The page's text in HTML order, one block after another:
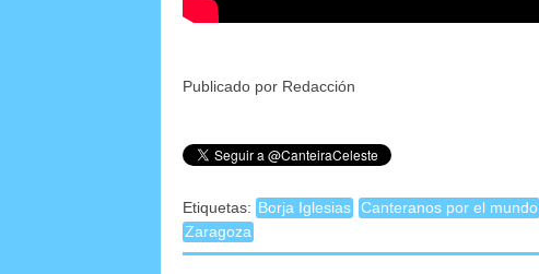
Publicado por Redacción
Etiquetas: Borja Iglesias Canteranos por el mundo
Zaragoza